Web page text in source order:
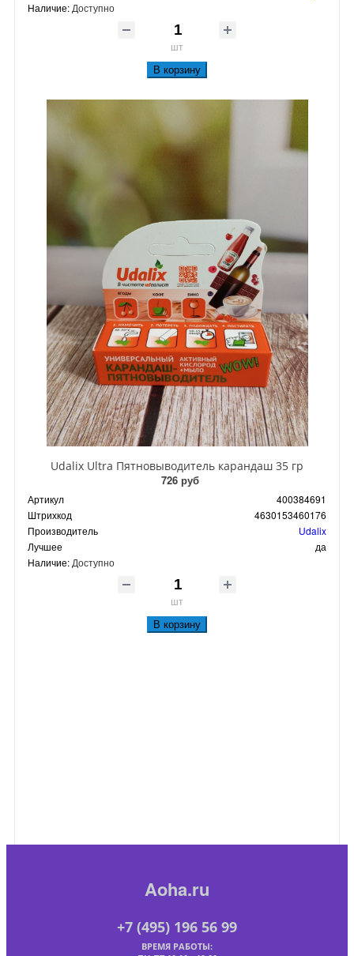
Наличие:Доступно
шт
В корзину
Udalix Ultra Пятновыводитель карандаш 35 гр
726 руб
Артикул
400384691
Штрихкод
4630153460176
Производитель
Udalix
Лучшее
да
Наличие: Доступно
шт
В корзину
Aoha.ru
+7 (495) 196 56 99
ВРЕМЯ РАБОТЫ: